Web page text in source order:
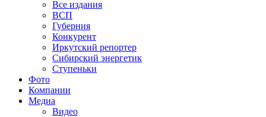
Все издания
ВСП
Губерния
Конкурент
Иркутский репортер
Сибирский энергетик
Ступеньки
Фото
Компании
Медиа
Видео